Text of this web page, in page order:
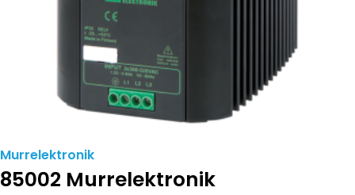
Murrelektronik
85002 Murrelektronik